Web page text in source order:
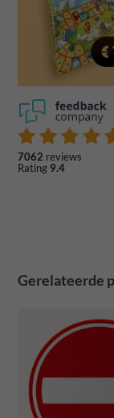
7062 reviews
Rating 9.4
Gerelateerde